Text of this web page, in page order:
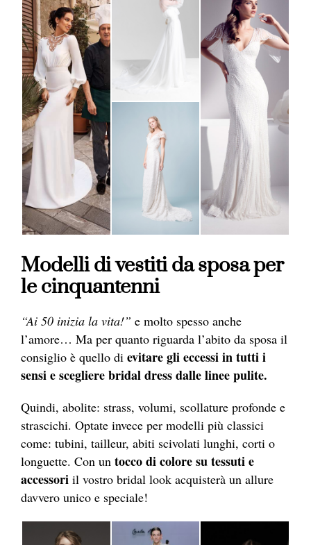
Modelli di vestiti da sposa per
le cinquantenni
“Ai 50 inizia la vita!” e molto spesso anche
l’amore… Ma per quanto riguarda l’abito da sposa il
consiglio è quello di evitare gli eccessi in tutti i
sensi e scegliere bridal dress dalle linee pulite.
Quindi, abolite: strass, volumi, scollature profonde e
strascichi. Optate invece per modelli più classici
come: tubini, tailleur, abiti scivolati lunghi, corti o
longuette. Con un tocco di colore su tessuti e
accessori il vostro bridal look acquisterà un allure
davvero unico e speciale!